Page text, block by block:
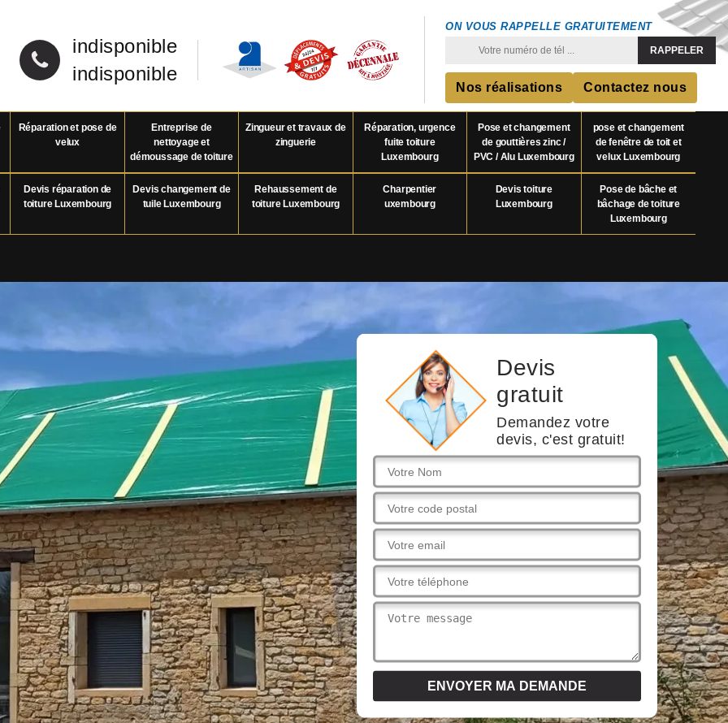
indisponible
indisponible
ON VOUS RAPPELLE GRATUITEMENT
Nos réalisations Contactez nous
Réparation et pose de
velux
Entreprise de
nettoyage et
démoussage de toiture
Zingueur et travaux de
zinguerie
Réparation, urgence
fuite toiture
Luxembourg
Pose et changement
de gouttières zinc /
PVC / Alu Luxembourg
pose et changement
de fenêtre de toit et
velux Luxembourg
Devis réparation de
toiture Luxembourg
Devis changement de
tuile Luxembourg
Rehaussement de
toiture Luxembourg
Charpentier
uxembourg
Devis toiture
Luxembourg
Pose de bâche et
bâchage de toiture
Luxembourg
Devis
gratuit
Demandez votre
devis, c'est gratuit!